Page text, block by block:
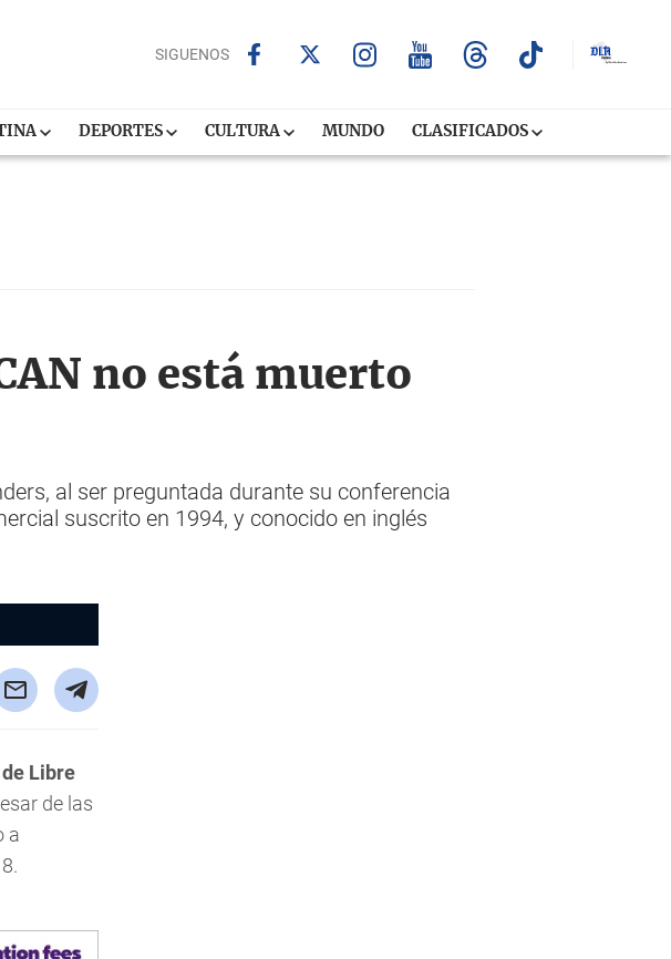
SIGUENOS
DEPORTES CULTURA MUNDO CLASIFICADOS
no está muerto
al ser preguntada durante su conferencia
suscrito en 1994, y conocido en inglés
Libre
de las
a